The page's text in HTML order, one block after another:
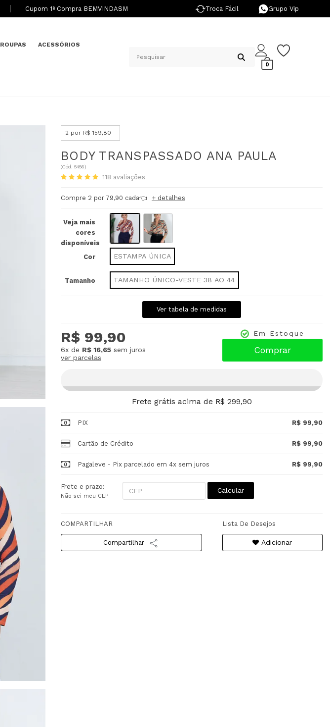
Cupom 1ª Compra BEMVINDASM Troca Fácil Grupo Vip
ROUPAS ACESSÓRIOS
0
2 por R$ 159,80
BODY TRANSPASSADO ANA PAULA
(Cód. 5456)
118 avaliações
Compre 2 por 79,90 cada👈 + detalhes
Veja mais
cores
disponíveis
Cor
ESTAMPA ÚNICA
Tamanho TAMANHO ÚNICO-VESTE 38 AO 44
Ver tabela de medidas
R$ 99,90
6x de R$ 16,65 sem juros
ver parcelas
Em Estoque
Comprar
Frete grátis acima de R$ 299,90
PIX R$ 99,90
Cartão de Crédito R$ 99,90
Pagaleve - Pix parcelado em 4x sem juros R$ 99,90
Frete e prazo:
Não sei meu CEP
Calcular
COMPARTILHAR
Compartilhar
Lista De Desejos
Adicionar